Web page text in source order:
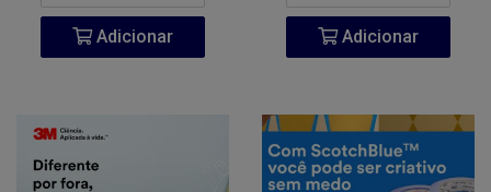
Adicionar Adicionar